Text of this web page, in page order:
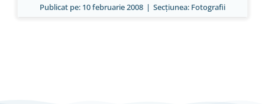
Publicat pe: 10 februarie 2008 | Secțiunea: Fotografii